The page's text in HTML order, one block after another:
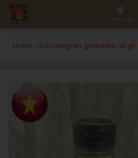
nederlands
Home Citroengras gemalen 30 gr